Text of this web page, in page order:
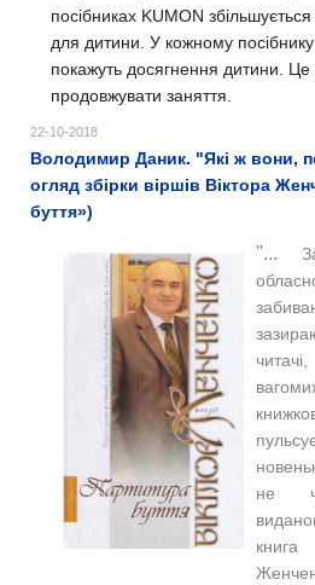
посібниках KUMON
для дитини. У кожному посібнику
покажуть досягнення дитини.
продовжувати заняття.
22-10-2018
Володимир Даник. "Які ж вони,
огляд збірки віршів Віктора
буття»)
"...
не